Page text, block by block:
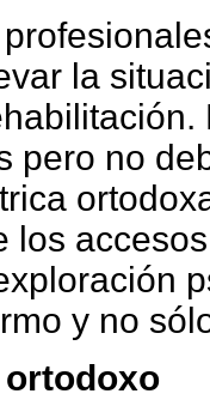
la
pero no
los
y no